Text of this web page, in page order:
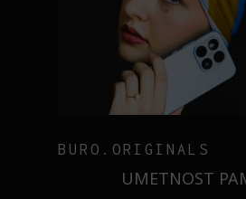
ZNATE
SORBETIZACIJA?
TAJNU LAGANE